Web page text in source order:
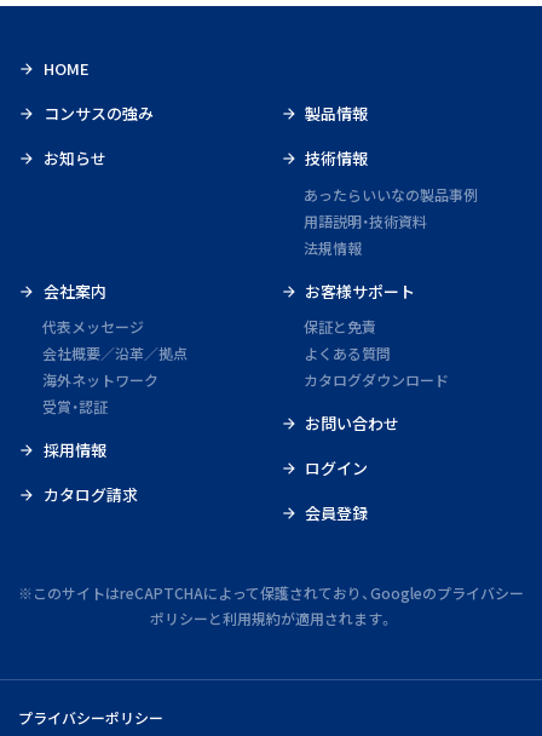
HOME
コンサスの強み
お知らせ
製品情報
技術情報
あったらいいなの製品事例
用語説明・技術資料
法規情報
会社案内
代表メッセージ
会社概要／沿革／拠点
海外ネットワーク
受賞・認証
採用情報
カタログ請求
お客様サポート
保証と免責
よくある質問
カタログダウンロード
お問い合わせ
ログイン
会員登録
※このサイトはreCAPTCHAによって保護されており、Googleのプライバシー
ポリシーと利用規約が適用されます。
プライバシーポリシー